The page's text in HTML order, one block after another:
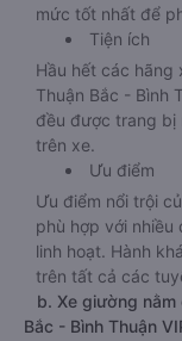
mức tốt nhất để
Tiện ích
Hầu hết các hãng
Thuận Bắc - Bình
đều được trang bị
trên xe.
Ưu điểm
Ưu điểm nổi trội
phù hợp với
linh hoạt. Hành
trên tất cả các
b. Xe giường nằm
Bắc - Bình Thuận